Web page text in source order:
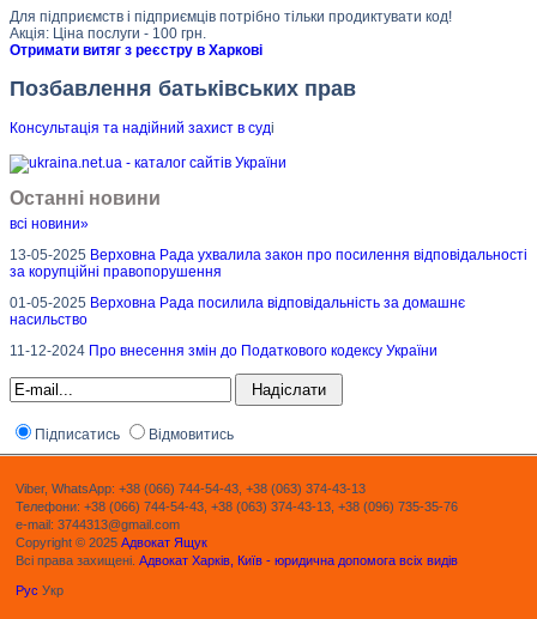
Для підприємств і підприємців потрібно тільки продиктувати код!
Акція: Ціна послуги - 100 грн.
Отримати витяг з реєстру в Харкові
Позбавлення батьківських прав
Консультація та надійний захист в суді
Останні новини
всі новини»
13-05-2025 Верховна Рада ухвалила закон про посилення відповідальності
за корупційні правопорушення
01-05-2025 Верховна Рада посилила відповідальність за домашнє
насильство
11-12-2024 Про внесення змін до Податкового кодексу України
Підписатись Відмовитись
Viber, WhatsApp: +38 (066) 744-54-43, +38 (063) 374-43-13
Телефони: +38 (066) 744-54-43, +38 (063) 374-43-13, +38 (096) 735-35-76
e-mail: 3744313@gmail.com
Copyright © 2025 Адвокат Ящук
Всі права захищені. Адвокат Харків, Київ - юридична допомога всіх видів
Рус Укр